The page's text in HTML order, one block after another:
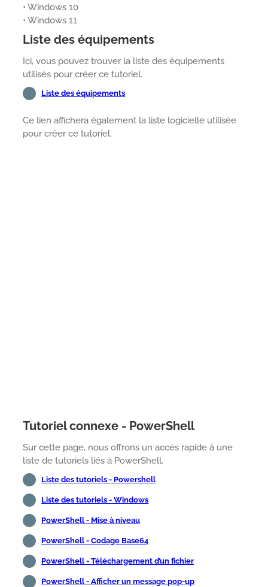
• Windows 10
• Windows 11
Liste des équipements
Ici, vous pouvez trouver la liste des équipements
utilisés pour créer ce tutoriel.
Liste des équipements
Ce lien affichera également la liste logicielle utilisée
pour créer ce tutoriel.
Tutoriel connexe - PowerShell
Sur cette page, nous offrons un accès rapide à une
liste de tutoriels liés à PowerShell.
Liste des tutoriels - Powershell
Liste des tutoriels - Windows
PowerShell - Mise à niveau
PowerShell - Codage Base64
PowerShell - Téléchargement d’un fichier
PowerShell - Afficher un message pop-up